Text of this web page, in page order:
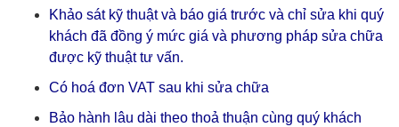
Khảo sát kỹ thuật và báo giá trước và chỉ sửa khi quý
khách đã đồng ý mức giá và phương pháp sửa chữa
được kỹ thuật tư vấn.
Có hoá đơn VAT sau khi sửa chữa
Bảo hành lâu dài theo thoả thuận cùng quý khách